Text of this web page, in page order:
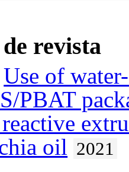
revista
Use of
PBAT
oil 2021